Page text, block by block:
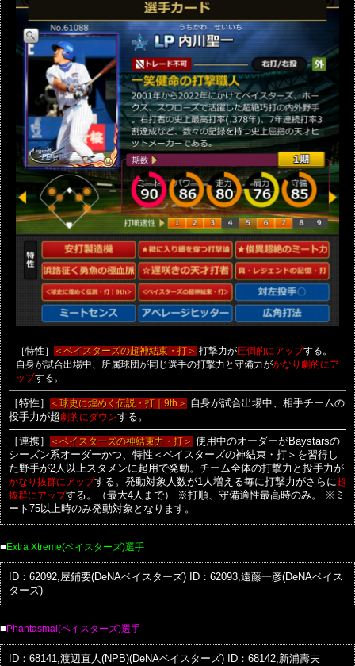
［特性］ ＜ベイスターズの超神結束・打＞ 打撃力が圧倒的にアップする。
自身が試合出場中、所属球団が同じ選手の打撃力と守備力がかなり劇的にア
ップする。
［特性］ ＜球史に煌めく伝説・打｜9th＞ 自身が試合出場中、相手チームの
投手力が超劇的にダウンする。
［連携］ ＜ベイスターズの神結束力・打＞ 使用中のオーダーがBaystarsの
シーズン系オーダーかつ、特性＜ベイスターズの神結束・打＞を習得し
た野手が2人以上スタメンに起用で発動。チーム全体の打撃力と投手力が
かなり抜群にアップする。発動対象人数が1人増える毎に打撃力がさらに超
抜群にアップする。（最大4人まで） ※打順、守備適性最高時のみ。
※ミ
ート75以上時のみ発動対象となります。
■ Extra Xtreme(ベイスターズ)選手
ID：62092,屋鋪要(DeNAベイスターズ) ID：62093,遠藤一彦(DeNAベイス
ターズ)
■ Phantasmal(ベイスターズ)選手
ID：68141,渡辺直人(NPB)(DeNAベイスターズ) ID：68142,新浦壽夫